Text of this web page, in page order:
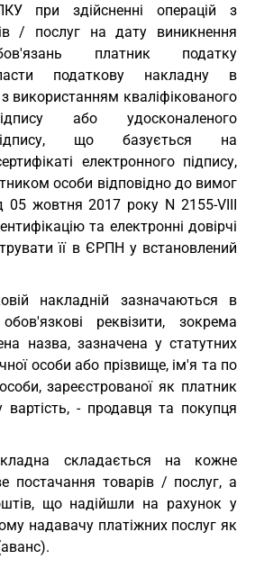
при здійсненні операцій з
/ послуг на дату виникнення
платник податку
податкову накладну в
використанням кваліфікованого
або удосконаленого
що базується на
електронного підпису,
особи відповідно до вимог
05 жовтня 2017 року N 2155-VIII
та електронні довірчі
її в ЄРПН у встановлений
накладній зазначаються в
реквізити, зокрема
назва, зазначена у статутних
особи або прізвище, ім'я та по
зареєстрованої як платник
- продавця та покупця
складається на кожне
постачання товарів / послуг, а
що надійшли на рахунок у
надавачу платіжних послуг як